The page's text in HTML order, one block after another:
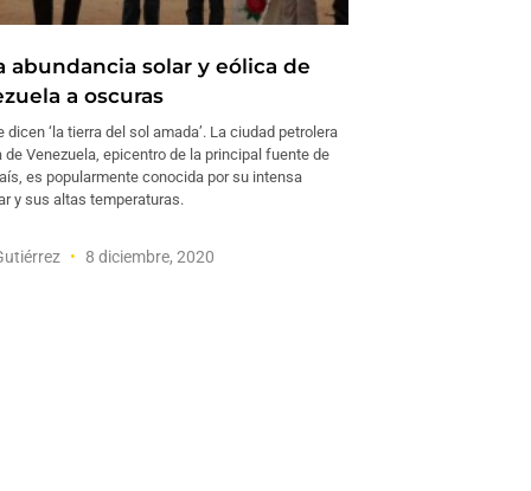
abundancia solar y eólica de
a oscuras
dicen ‘la tierra del sol amada’. La ciudad petrolera
de Venezuela, epicentro de la principal fuente de
es popularmente conocida por su intensa
y sus altas temperaturas.
8 diciembre, 2020